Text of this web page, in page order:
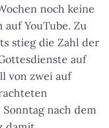
noch keine
YouTube. Zu
stieg die Zahl der
auf
von zwei auf
nach dem